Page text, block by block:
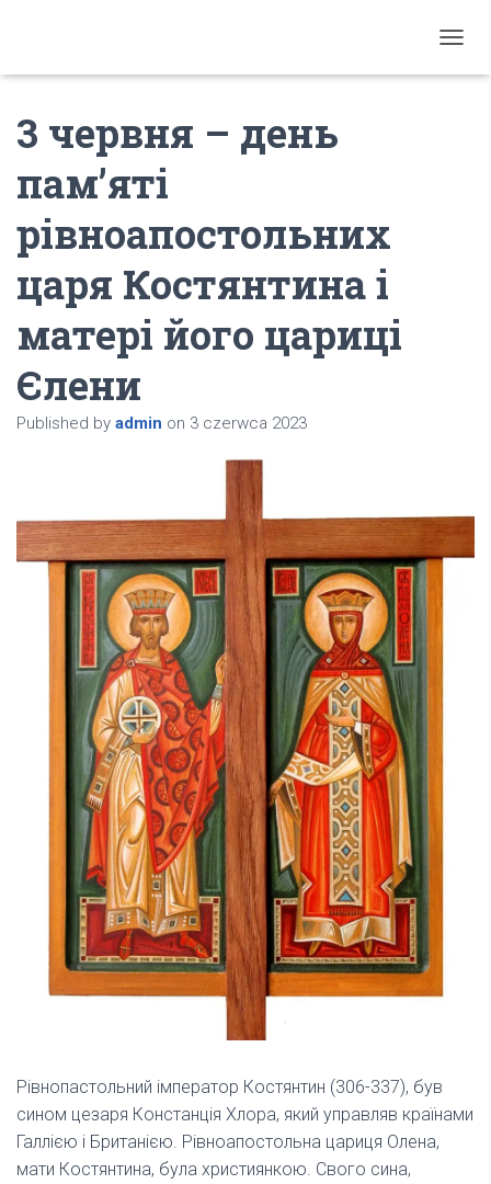
O
3 червня – день
пам’яті
рівноапостольних
царя Костянтина і
матері його цариці
Єлени
Published by admin on 3 czerwca 2023
Рівнопастольний імператор Костянтин (306-337), був
сином цезаря Констанція Хлора, який управляв країнами
Галлією і Британією. Рівноапостольна цариця Олена,
мати Костянтина, була християнкою. Свого сина,